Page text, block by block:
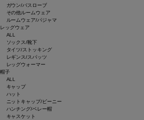
ガウン/バスローブ
その他ルームウェア
ルームウェア/パジャマ
レッグウェア
ALL
ソックス/靴下
タイツ/ストッキング
レギンス/スパッツ
レッグウォーマー
帽子
ALL
キャップ
ハット
ニットキャップ/ビーニー
ハンチング/ベレー帽
キャスケット